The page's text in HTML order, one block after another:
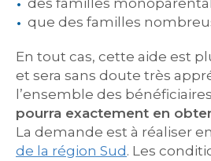
des familles
que des familles
En tout cas, cette aide est
et sera sans doute très
l’ensemble des
pourra exactement en
La demande est à réaliser
de la région Sud . Les